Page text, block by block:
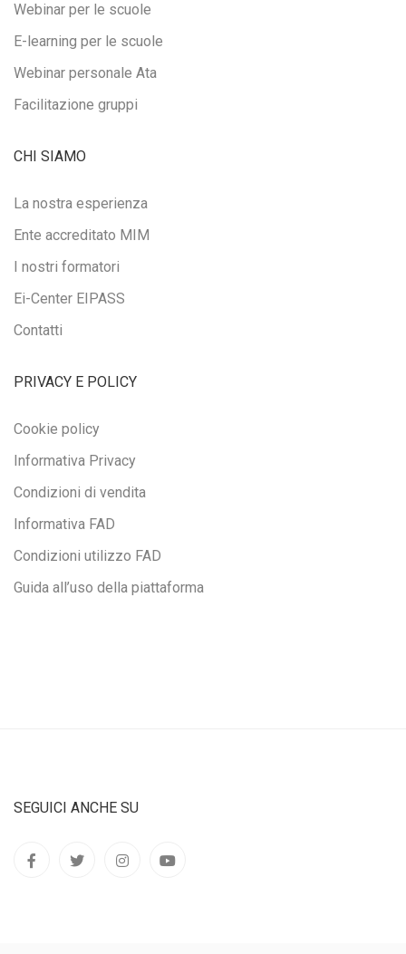
Webinar per le scuole
E-learning per le scuole
Webinar personale Ata
Facilitazione gruppi
CHI SIAMO
La nostra esperienza
Ente accreditato MIM
I nostri formatori
Ei-Center EIPASS
Contatti
PRIVACY E POLICY
Cookie policy
Informativa Privacy
Condizioni di vendita
Informativa FAD
Condizioni utilizzo FAD
Guida all’uso della piattaforma
SEGUICI ANCHE SU